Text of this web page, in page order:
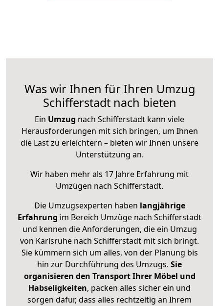
Was wir Ihnen für Ihren Umzug
Schifferstadt nach bieten
Ein Umzug nach Schifferstadt kann viele
Herausforderungen mit sich bringen, um Ihnen
die Last zu erleichtern – bieten wir Ihnen unsere
Unterstützung an.
Wir haben mehr als 17 Jahre Erfahrung mit
Umzügen nach Schifferstadt.
Die Umzugsexperten haben langjährige
Erfahrung im Bereich Umzüge nach Schifferstadt
und kennen die Anforderungen, die ein Umzug
von Karlsruhe nach Schifferstadt mit sich bringt.
Sie kümmern sich um alles, von der Planung bis
hin zur Durchführung des Umzugs. Sie
organisieren den Transport Ihrer Möbel und
Habseligkeiten, packen alles sicher ein und
sorgen dafür, dass alles rechtzeitig an Ihrem